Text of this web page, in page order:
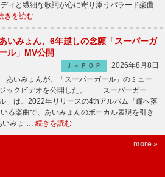
ィと繊細な歌詞が心に寄り添うバラード楽曲
きを読む
あいみょん、6年越しの念願「スーパーガ
ール」MV公開
Ｊ－ＰＯＰ
2026年8月8日
あいみょんが、「スーパーガール」のミュー
ジックビデオを公開した。 「スーパーガー
ル」は、2022年リリースの4thアルバム『瞳へ落
る楽曲で、あいみょんのボーカル表現を引き
いみょ … 続きを読む
more »